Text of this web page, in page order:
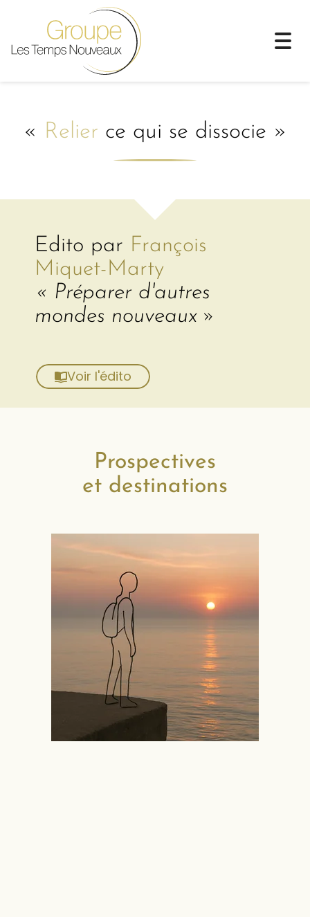
« Relier ce qui se dissocie »
Edito par François
Miquet-Marty
« Préparer d'autres
mondes nouveaux »
Voir l'édito
Prospectives
et destinations